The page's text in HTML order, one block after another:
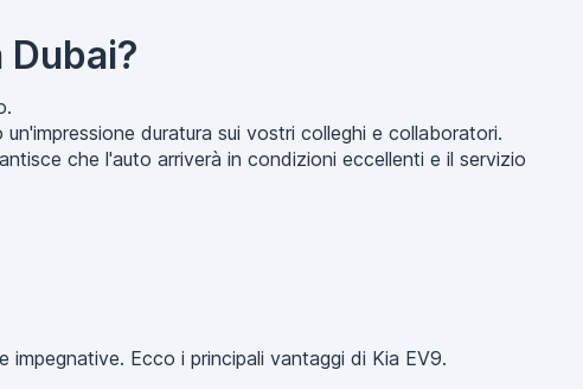
duratura sui vostri colleghi e collaboratori.
che l'auto arriverà in condizioni eccellenti e il servizio
Ecco i principali vantaggi di Kia EV9.